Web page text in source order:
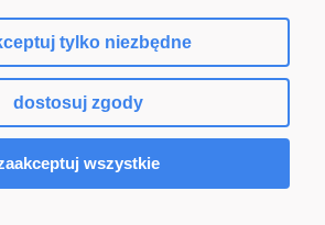
internetowy Shoper.pl
tylko niezbędne
dostosuj zgody
wszystkie